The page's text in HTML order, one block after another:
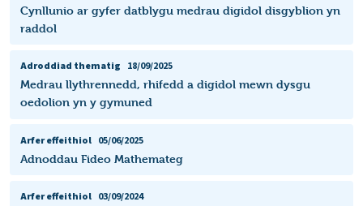
Cynllunio ar gyfer datblygu medrau digidol disgyblion yn
raddol
Adroddiad thematig 18/09/2025
Medrau llythrennedd, rhifedd a digidol mewn dysgu
oedolion yn y gymuned
Arfer effeithiol 05/06/2025
Adnoddau Fideo Mathemateg
Arfer effeithiol 03/09/2024